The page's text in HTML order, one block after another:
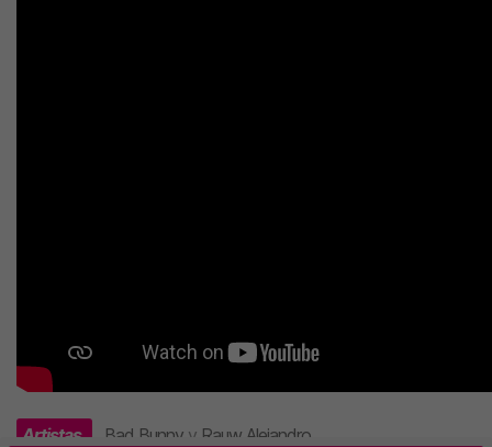
Artistas Bad Bunny y Rauw Alejandro